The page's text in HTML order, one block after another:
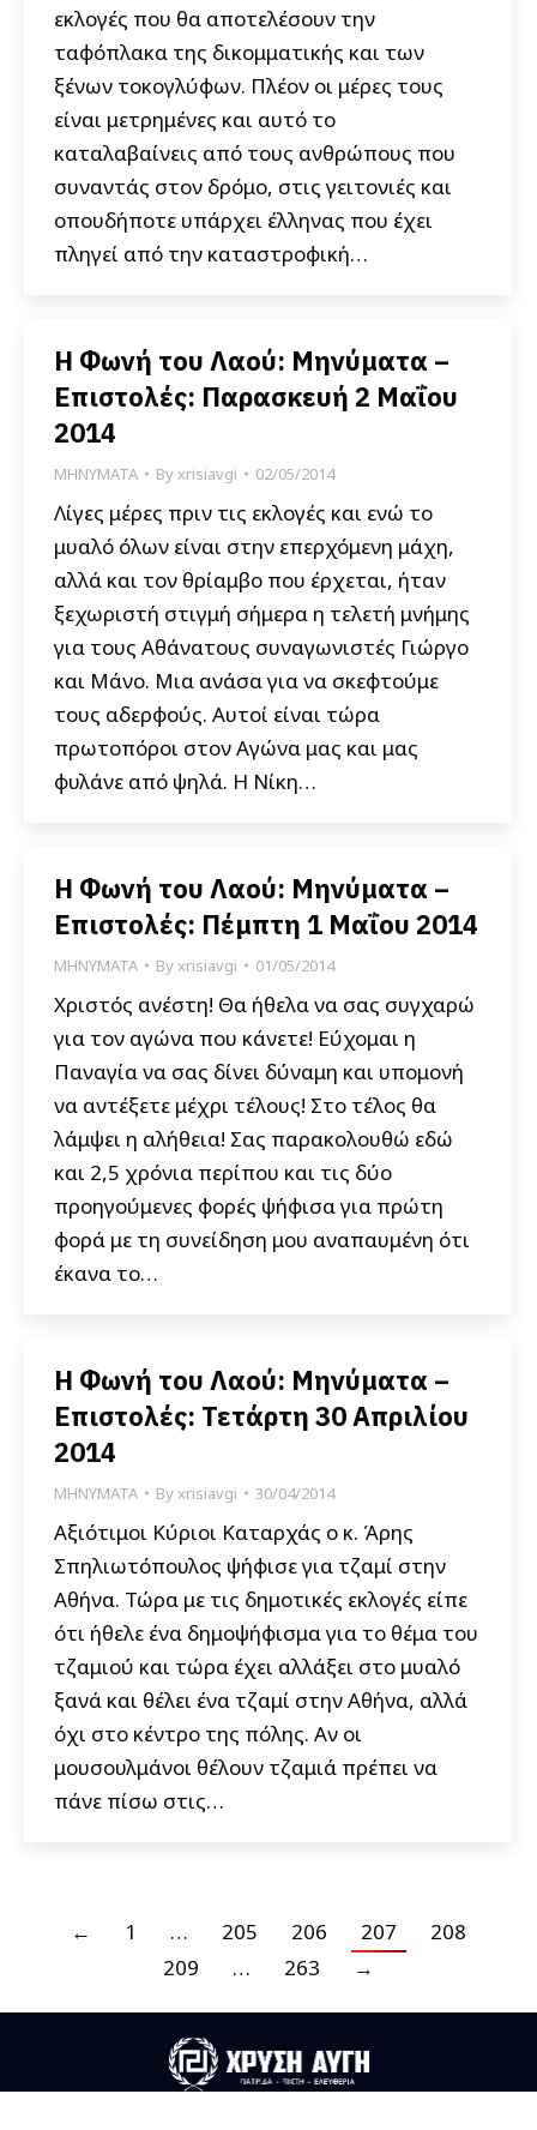
εκλογές που θα αποτελέσουν την
ταφόπλακα της δικομματικής και των
ξένων τοκογλύφων. Πλέον οι μέρες τους
είναι μετρημένες και αυτό το
καταλαβαίνεις από τους ανθρώπους που
συναντάς στον δρόμο, στις γειτονιές και
οπουδήποτε υπάρχει έλληνας που έχει
πληγεί από την καταστροφική…
Η Φωνή του Λαού: Μηνύματα –
Επιστολές: Παρασκευή 2 Μαΐου
2014
ΜΗΝΥΜΑΤΑ Byxrisiavgi 02/05/2014
Λίγες μέρες πριν τις εκλογές και ενώ το
μυαλό όλων είναι στην επερχόμενη μάχη,
αλλά και τον θρίαμβο που έρχεται, ήταν
ξεχωριστή στιγμή σήμερα η τελετή μνήμης
για τους Αθάνατους συναγωνιστές Γιώργο
και Μάνο. Μια ανάσα για να σκεφτούμε
τους αδερφούς. Αυτοί είναι τώρα
πρωτοπόροι στον Αγώνα μας και μας
φυλάνε από ψηλά. Η Νίκη…
Η Φωνή του Λαού: Μηνύματα –
Επιστολές: Πέμπτη 1 Μαΐου 2014
ΜΗΝΥΜΑΤΑ Byxrisiavgi 01/05/2014
Χριστός ανέστη! Θα ήθελα να σας συγχαρώ
για τον αγώνα που κάνετε! Εύχομαι η
Παναγία να σας δίνει δύναμη και υπομονή
να αντέξετε μέχρι τέλους! Στο τέλος θα
λάμψει η αλήθεια! Σας παρακολουθώ εδώ
και 2,5 χρόνια περίπου και τις δύο
προηγούμενες φορές ψήφισα για πρώτη
φορά με τη συνείδηση μου αναπαυμένη ότι
έκανα το…
Η Φωνή του Λαού: Μηνύματα –
Επιστολές: Τετάρτη 30 Απριλίου
2014
ΜΗΝΥΜΑΤΑ Byxrisiavgi 30/04/2014
Αξιότιμοι Κύριοι Καταρχάς ο κ. Άρης
Σπηλιωτόπουλος ψήφισε για τζαμί στην
Αθήνα. Τώρα με τις δημοτικές εκλογές είπε
ότι ήθελε ένα δημοψήφισμα για το θέμα του
τζαμιού και τώρα έχει αλλάξει στο μυαλό
ξανά και θέλει ένα τζαμί στην Αθήνα, αλλά
όχι στο κέντρο της πόλης. Αν οι
μουσουλμάνοι θέλουν τζαμιά πρέπει να
πάνε πίσω στις…
← 1 … 205 206 207
208
209
… 263 →